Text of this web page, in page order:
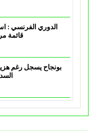
الدوري الفرنسي :
قائمة
بونجاح يسجل رغم